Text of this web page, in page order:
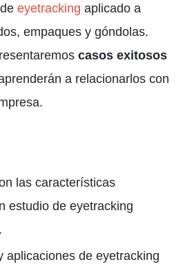
eyetracking aplicado a
empaques y góndolas.
casos exitosos
a relacionarlos con
las características
estudio de eyetracking
aplicaciones de eyetracking